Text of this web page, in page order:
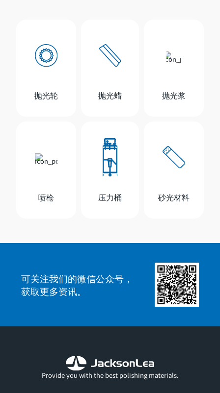
抛光轮 抛光蜡 抛光浆
喷枪 压力桶 砂光材料
可关注我们的微信公众号，
获取更多资讯。
Provide you with the best polishing materials.